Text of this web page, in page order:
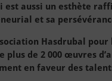
est aussi un esthète
et sa
Hasdrubal
plus de 2 000 œuvres
en faveur des